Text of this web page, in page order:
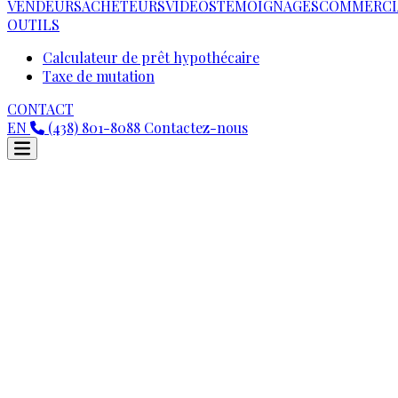
VENDEURSACHETEURSVIDEOSTÉMOIGNAGES
OUTILS
Calculateur de prêt hypothécaire
Taxe de mutation
CONTACT
EN
(438) 801-8088 Contactez-nous